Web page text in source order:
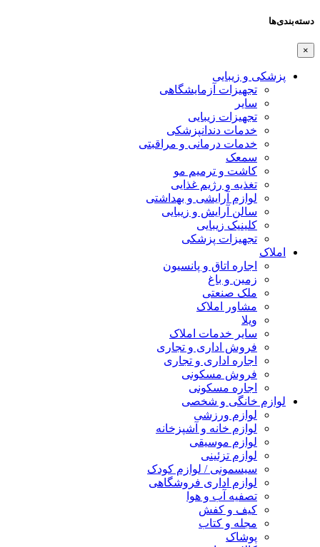
دسته‌بندی‌ها
×
پزشکی و زیبایی
تجهیزات آزمایشگاهی
سایر
تجهیزات زیبایی
خدمات دندانپزشکی
خدمات درمانی و مراقبتی
سمعک
کاشت و ترمیم مو
تغذیه و رژیم غذایی
لوازم آرایشی و بهداشتی
سالن آرایش و زیبایی
کلینیک زیبایی
تجهیزات پزشکی
املاک
اجاره اتاق و پانسیون
زمین و باغ
ملک صنعتی
مشاور املاک
ویلا
سایر خدمات املاک
فروش اداری و تجاری
اجاره اداری و تجاری
فروش مسکونی
اجاره مسکونی
لوازم خانگی و شخصی
لوازم ورزشی
لوازم خانه و آشپزخانه
لوازم موسیقی
لوازم تزئینی
سیسمونی / لوازم کودک
لوازم اداری فروشگاهی
تصفیه آب و هوا
کیف و کفش
مجله و کتاب
پوشاک